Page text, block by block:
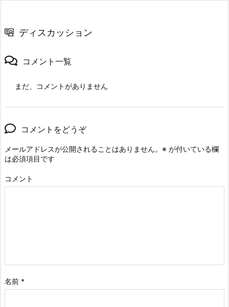
ディスカッション
コメント一覧
まだ、コメントがありません
コメントをどうぞ
メールアドレスが公開されることはありません。 ※ が付いている欄
は必須項目です
コメント
名前 *